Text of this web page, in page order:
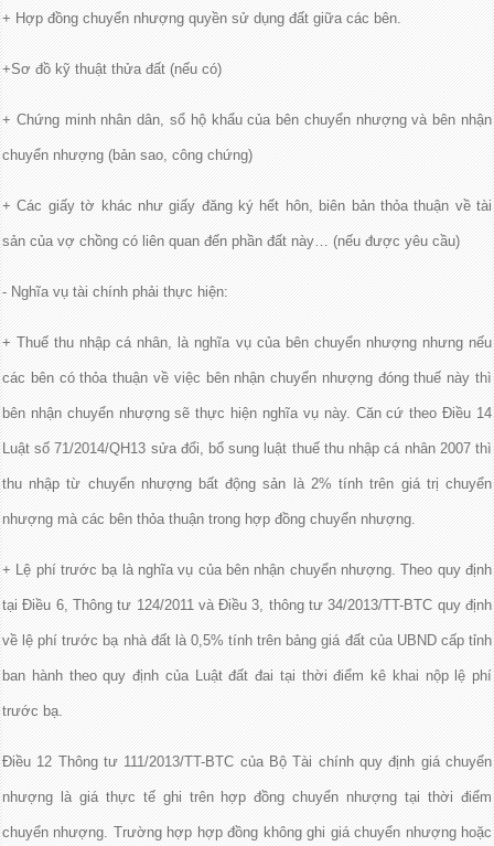
+ Hợp đồng chuyển nhượng quyền sử dụng đất giữa các bên.
+Sơ đồ kỹ thuật thửa đất (nếu có)
+ Chứng minh nhân dân, sổ hộ khẩu của bên chuyển nhượng và bên nhận
chuyển nhượng (bản sao, công chứng)
+ Các giấy tờ khác như giấy đăng ký hết hôn, biên bản thỏa thuận về tài
sản của vợ chồng có liên quan đến phần đất này… (nếu được yêu cầu)
- Nghĩa vụ tài chính phải thực hiện:
+ Thuế thu nhập cá nhân, là nghĩa vụ của bên chuyển nhượng nhưng nếu
các bên có thỏa thuận về việc bên nhận chuyển nhượng đóng thuế này thì
bên nhận chuyển nhượng sẽ thực hiện nghĩa vụ này. Căn cứ theo Điều 14
Luật số 71/2014/QH13 sửa đổi, bổ sung luật thuế thu nhập cá nhân 2007 thì
thu nhập từ chuyển nhượng bất động sản là 2% tính trên giá trị chuyển
nhượng mà các bên thỏa thuận trong hợp đồng chuyển nhượng.
+ Lệ phí trước bạ là nghĩa vụ của bên nhận chuyển nhượng. Theo quy định
tại Điều 6, Thông tư 124/2011 và Điều 3, thông tư 34/2013/TT-BTC quy định
về lệ phí trước bạ nhà đất là 0,5% tính trên bảng giá đất của UBND cấp tỉnh
ban hành theo quy định của Luật đất đai tại thời điểm kê khai nộp lệ phí
trước bạ.
Điều 12 Thông tư 111/2013/TT-BTC của Bộ Tài chính quy định giá chuyển
nhượng là giá thực tế ghi trên hợp đồng chuyển nhượng tại thời điểm
chuyển nhượng. Trường hợp hợp đồng không ghi giá chuyển nhượng hoặc